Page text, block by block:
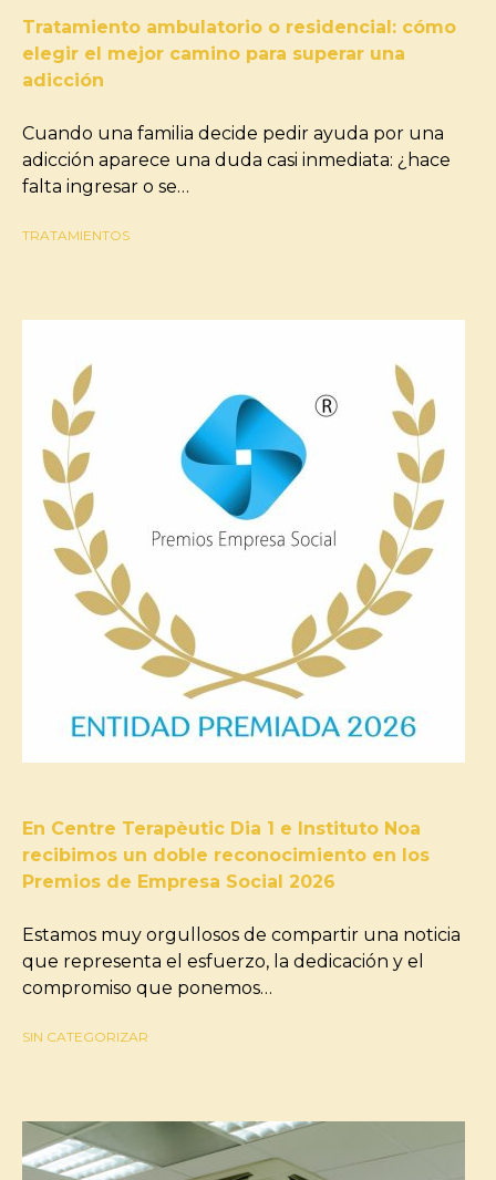
Tratamiento ambulatorio o residencial: cómo
elegir el mejor camino para superar una
adicción
Cuando una familia decide pedir ayuda por una
adicción aparece una duda casi inmediata: ¿hace
falta ingresar o se…
TRATAMIENTOS
En Centre Terapèutic Dia 1 e Instituto Noa
recibimos un doble reconocimiento en los
Premios de Empresa Social 2026
Estamos muy orgullosos de compartir una noticia
que representa el esfuerzo, la dedicación y el
compromiso que ponemos…
SIN CATEGORIZAR